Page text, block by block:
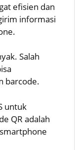
efisien dan
informasi
Salah
barcode.
untuk
QR adalah